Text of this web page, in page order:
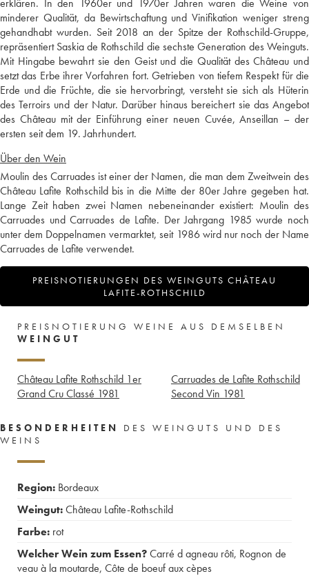
erklären. In den 1960er und 1970er Jahren waren die Weine von
minderer Qualität, da Bewirtschaftung und Vinifikation weniger streng
gehandhabt wurden. Seit 2018 an der Spitze der Rothschild-Gruppe,
repräsentiert Saskia de Rothschild die sechste Generation des Weinguts.
Mit Hingabe bewahrt sie den Geist und die Qualität des Château und
setzt das Erbe ihrer Vorfahren fort. Getrieben von tiefem Respekt für die
Erde und die Früchte, die sie hervorbringt, versteht sie sich als Hüterin
des Terroirs und der Natur. Darüber hinaus bereichert sie das Angebot
des Château mit der Einführung einer neuen Cuvée, Anseillan – der
ersten seit dem 19. Jahrhundert.
Über den Wein
Moulin des Carruades ist einer der Namen, die man dem Zweitwein des
Château Lafite Rothschild bis in die Mitte der 80er Jahre gegeben hat.
Lange Zeit haben zwei Namen nebeneinander existiert: Moulin des
Carruades und Carruades de Lafite. Der Jahrgang 1985 wurde noch
unter dem Doppelnamen vermarktet, seit 1986 wird nur noch der Name
Carruades de Lafite verwendet.
PREISNOTIERUNGEN DES WEINGUTS CHÂTEAU
LAFITE-ROTHSCHILD
PREISNOTIERUNG WEINE AUS DEMSELBEN
WEINGUT
Château Lafite Rothschild 1er
Grand Cru Classé 1981
Carruades de Lafite Rothschild
Second Vin 1981
BESONDERHEITEN
DES WEINGUTS UND DES
WEINS
Region: Bordeaux
Weingut:Château Lafite-Rothschild
Farbe: rot
Welcher Wein zum Essen?Carré d agneau rôti, Rognon de
veau à la moutarde, Côte de boeuf aux cèpes